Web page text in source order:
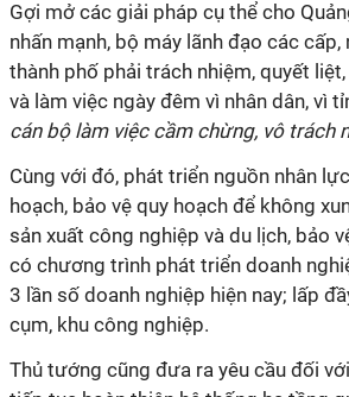
Gợi mở các giải pháp cụ thể cho
nhấn mạnh, bộ máy lãnh đạo các cấp,
thành phố phải trách nhiệm, quyết
và làm việc ngày đêm vì nhân dân, vì
cán bộ làm việc cầm chừng, vô trách
Cùng với đó, phát triển nguồn nhân
hoạch, bảo vệ quy hoạch để không
sản xuất công nghiệp và du lịch, bảo
có chương trình phát triển doanh
3 lần số doanh nghiệp hiện nay; lấp
cụm, khu công nghiệp.
Thủ tướng cũng đưa ra yêu cầu đối